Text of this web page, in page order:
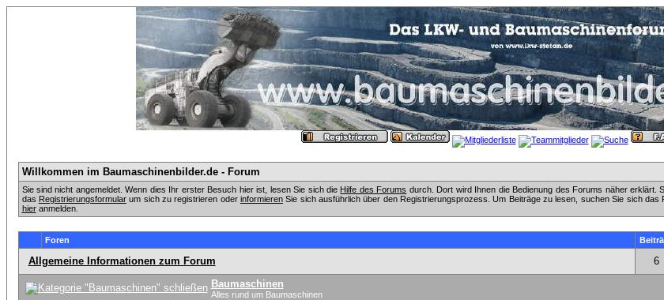
Willkommen im Baumaschinenbilder.de - Forum
Sie sind nicht angemeldet. Wenn dies Ihr erster Besuch hier ist, lesen Sie sich die Hilfe des Forums durch. Dort wird Ihnen die Bedienung des Forums näher
das Registrierungsformularum sich zu registrieren oder informierenSie sich ausführlich über den Registrierungsprozess. Um Beiträge zu lesen, suchen Sie sich
hieranmelden.
Foren
Allgemeine Informationen zum Forum 6
Baumaschinen
Alles rund um Baumaschinen